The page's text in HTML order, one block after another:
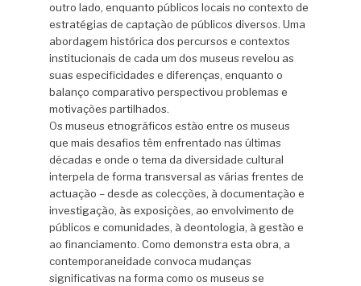
outro lado, enquanto públicos locais no contexto de
estratégias de captação de públicos diversos. Uma
abordagem histórica dos percursos e contextos
institucionais de cada um dos museus revelou as
suas especificidades e diferenças, enquanto o
balanço comparativo perspectivou problemas e
motivações partilhados.
Os museus etnográficos estão entre os museus
que mais desafios têm enfrentado nas últimas
décadas e onde o tema da diversidade cultural
interpela de forma transversal as várias frentes de
actuação – desde as colecções, à documentação e
investigação, às exposições, ao envolvimento de
públicos e comunidades, à deontologia, à gestão e
ao financiamento. Como demonstra esta obra, a
contemporaneidade convoca mudanças
significativas na forma como os museus se